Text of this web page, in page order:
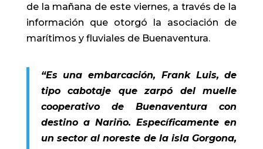
de la mañana de este viernes, a través de la
información que otorgó la asociación de
marítimos y fluviales de Buenaventura.
“Es una embarcación, Frank Luis, de
tipo cabotaje que zarpó del muelle
cooperativo de Buenaventura con
destino a Nariño. Específicamente en
un sector al noreste de la isla Gorgona,